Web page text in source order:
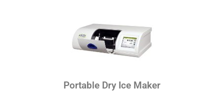
Portable Dry Ice Maker